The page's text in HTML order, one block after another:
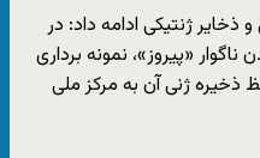
ژنتیکی ادامه داد: در
«پیروز»، نمونه برداری
ذخیره ژنی آن به مرکز ملی